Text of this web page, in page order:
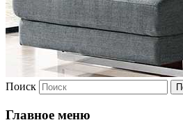
Поиск
Главное меню